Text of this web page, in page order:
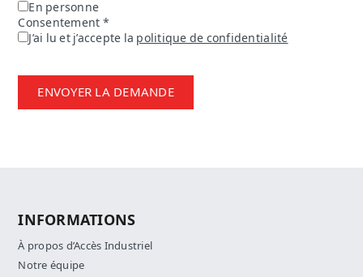
En personne
Consentement *
J’ai lu et j’accepte la politique de confidentialité
ENVOYER LA DEMANDE
INFORMATIONS
À propos d’Accès Industriel
Notre équipe